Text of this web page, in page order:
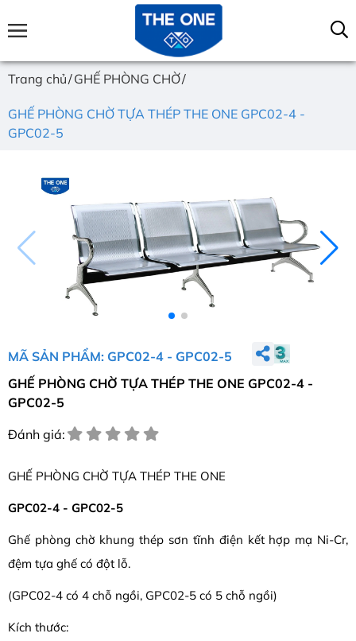
Trang chủ GHẾ PHÒNG CHỜ
GHẾ PHÒNG CHỜ TỰA THÉP THE ONE GPC02-4 -
GPC02-5
MÃ SẢN PHẨM: GPC02-4 - GPC02-5
GHẾ PHÒNG CHỜ TỰA THÉP THE ONE GPC02-4 -
GPC02-5
Đánh giá:
GHẾ PHÒNG CHỜ TỰA THÉP THE ONE
GPC02-4 - GPC02-5
Ghế phòng chờ khung thép sơn tĩnh điện kết hợp mạ Ni-Cr,
đệm tựa ghế có đột lỗ.
(GPC02-4 có 4 chỗ ngồi, GPC02-5 có 5 chỗ ngồi)
Kích thước: